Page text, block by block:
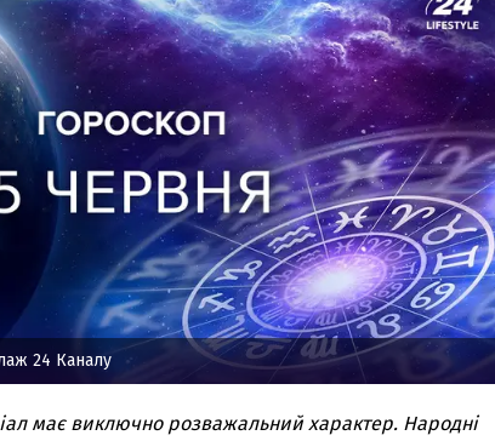
24 Каналу
має виключно розважальний характер. Народні